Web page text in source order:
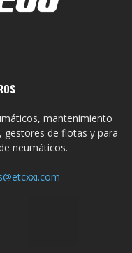
mantenimiento
gestores de flotas y para
neumáticos.